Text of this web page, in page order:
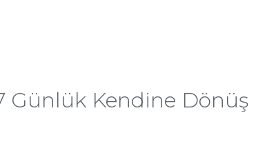
Günlük Kendine Dönüş